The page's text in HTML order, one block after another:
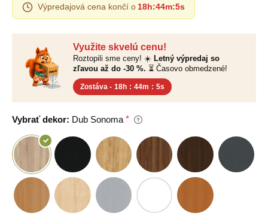
Využite skvelú cenu!
Roztopili sme ceny! ☀️ Letný výpredaj so
zľavou až do -30 %. ⏳ Časovo obmedzené!
Zostáva - 18h : 44m : 4s
Vybrať dekor: Dub Sonoma
Výpredajová cena končí o 18h:44m:4s